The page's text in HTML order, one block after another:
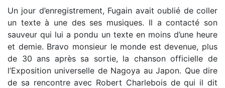
Un jour d’enregistrement, Fugain avait oublié de coller
un texte à une des ses musiques. Il a contacté son
sauveur qui lui a pondu un texte en moins d’une heure
et demie. Bravo monsieur le monde est devenue, plus
de 30 ans après sa sortie, la chanson officielle de
l’Exposition universelle de Nagoya au Japon. Que dire
de sa rencontre avec Robert Charlebois de qui il dit